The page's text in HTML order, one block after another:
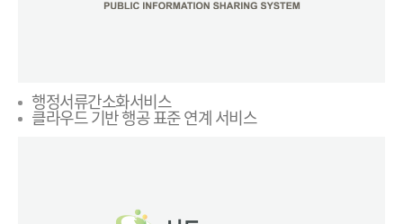
행정서류간소화서비스
클라우드 기반 행공 표준 연계 서비스